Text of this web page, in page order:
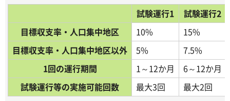
試験運行1
試験運行2
目標収支率・人口集中地区
10%
15%
目標収支率・人口集中地区以外
5%
7.5%
1回の運行期間
1～12か月
6～12か月
試験運行等の実施可能回数
最大3回 最大2回